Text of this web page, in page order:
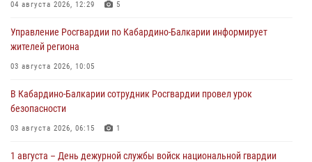
04 августа 2026, 12:29 5
Управление Росгвардии по Кабардино-Балкарии информирует
жителей региона
03 августа 2026, 10:05
В Кабардино‑Балкарии сотрудник Росгвардии провел урок
безопасности
03 августа 2026, 06:15 1
1 августа – День дежурной службы войск национальной гвардии